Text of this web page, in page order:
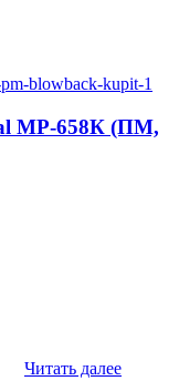
МР-658К (ПМ,
Читать далее